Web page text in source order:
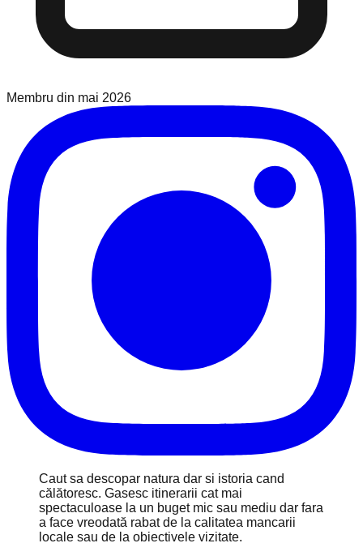
Membru din mai 2026
Caut sa descopar natura dar si istoria cand
călătoresc. Gasesc itinerarii cat mai
spectaculoase la un buget mic sau mediu dar fara
a face vreodată rabat de la calitatea mancarii
locale sau de la obiectivele vizitate.